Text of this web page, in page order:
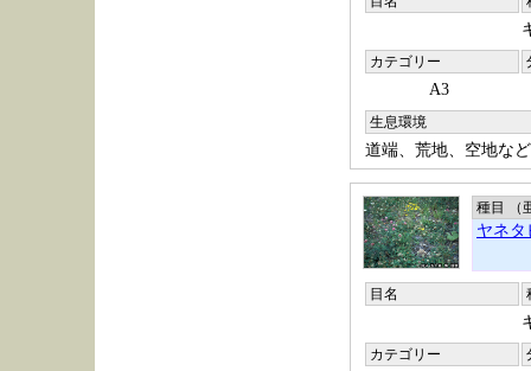
カテゴリー
A3
生息環境
道端、荒地、空地など
種目 （
ヤネタ
目名
カテゴリー